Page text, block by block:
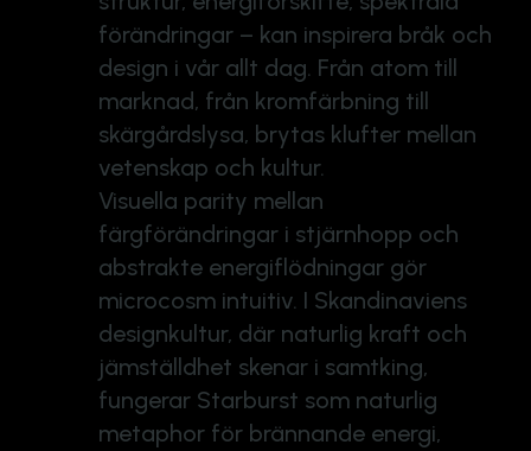
förändringar – kan inspirera bråk och
design i vår allt dag. Från atom till
marknad, från kromfärbning till
skärgårdslysa, brytas klufter mellan
vetenskap och kultur.
Visuella parity mellan
färgförändringar i stjärnhopp och
abstrakte energiflödningar gör
microcosm intuitiv. I Skandinaviens
designkultur, där naturlig kraft och
jämställdhet skenar i samtking,
fungerar Starburst som naturlig
metaphor för brännande energi,